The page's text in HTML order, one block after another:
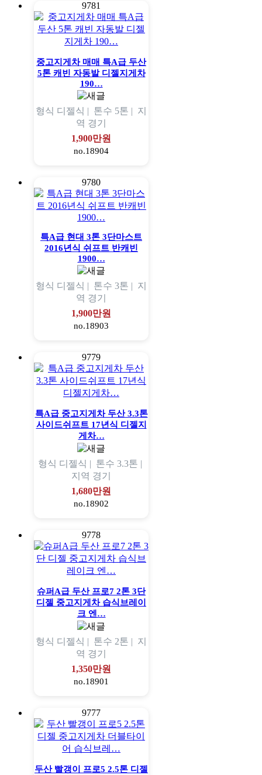
9781
중고지게차 매매 특A급 두산
5톤 캐빈 자동발 디젤지게차
190…
형식 디젤식 | 톤수 5톤 | 지
역 경기
1,900만원
no.18904
9780
특A급 현대 3톤 3단마스트
2016년식 쉬프트 반캐빈
1900…
형식 디젤식 | 톤수 3톤 | 지
역 경기
1,900만원
no.18903
9779
특A급 중고지게차 두산 3.3톤
사이드쉬프트 17년식 디젤지
게차…
형식 디젤식 | 톤수 3.3톤 |
지역 경기
1,680만원
no.18902
9778
슈퍼A급 두산 프로7 2톤 3단
디젤 중고지게차 습식브레이
크 엔…
형식 디젤식 | 톤수 2톤 | 지
역 경기
1,350만원
no.18901
9777
두산 빨갱이 프로5 2.5톤 디젤